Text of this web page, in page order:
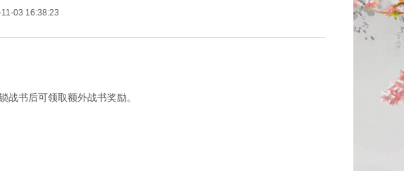
03 16:38:23
书后可领取额外战书奖励。